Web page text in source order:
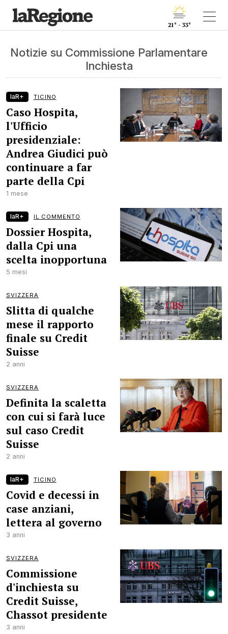
21° - 33°
Notizie su Commissione Parlamentare
Inchiesta
laR+ TICINO
Caso Hospita,
l'Ufficio
presidenziale:
Andrea Giudici può
continuare a far
parte della Cpi
1 mese
laR+ IL COMMENTO
Dossier Hospita,
dalla Cpi una
scelta inopportuna
5 mesi
SVIZZERA
Slitta di qualche
mese il rapporto
finale su Credit
Suisse
2 anni
SVIZZERA
Definita la scaletta
con cui si farà luce
sul caso Credit
Suisse
2 anni
laR+ TICINO
Covid e decessi in
case anziani,
lettera al governo
3 anni
SVIZZERA
Commissione
d'inchiesta su
Credit Suisse,
Chassot presidente
3 anni